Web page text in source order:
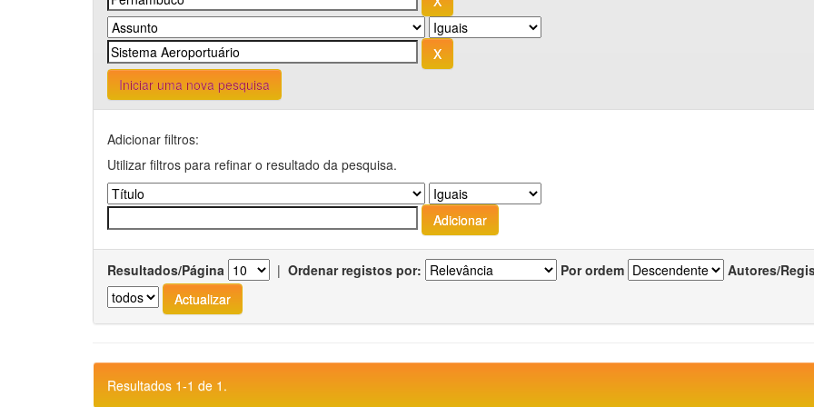
Iniciar uma nova pesquisa
Adicionar filtros:
Utilizar filtros para refinar o resultado da pesquisa.
Resultados/Página | Ordenar registos por: Por ordem Autores/
Resultados 1-1 de 1.